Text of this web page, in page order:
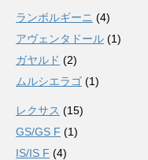
ランボルギーニ (4)
アヴェンタドール (1)
ガヤルド (2)
ムルシエラゴ (1)
レクサス (15)
GS/GS F (1)
IS/IS F (4)